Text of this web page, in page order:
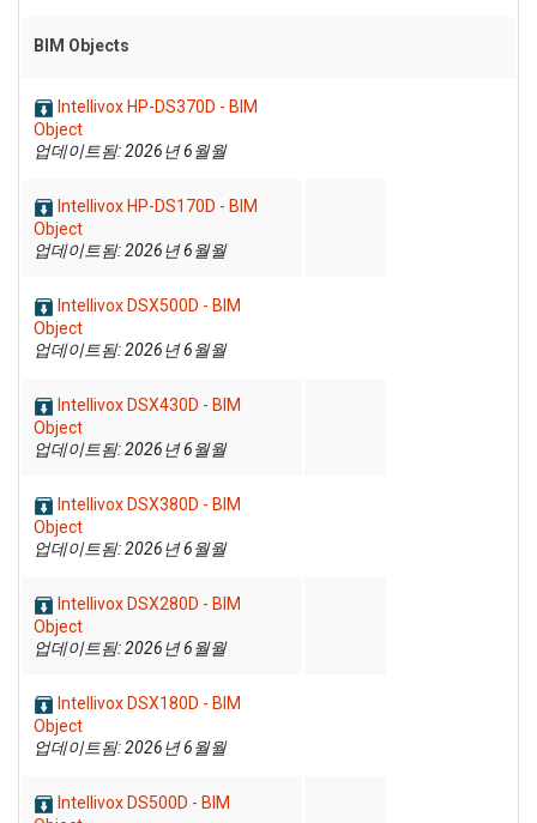
BIM Objects
Intellivox HP-DS370D - BIM
Object
업데이트됨: 2026년 6월월
Intellivox HP-DS170D - BIM
Object
업데이트됨: 2026년 6월월
Intellivox DSX500D - BIM
Object
업데이트됨: 2026년 6월월
Intellivox DSX430D - BIM
Object
업데이트됨: 2026년 6월월
Intellivox DSX380D - BIM
Object
업데이트됨: 2026년 6월월
Intellivox DSX280D - BIM
Object
업데이트됨: 2026년 6월월
Intellivox DSX180D - BIM
Object
업데이트됨: 2026년 6월월
Intellivox DS500D - BIM